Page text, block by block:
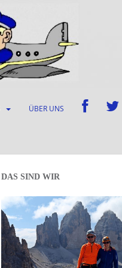
ÜBER UNS
DAS SIND WIR